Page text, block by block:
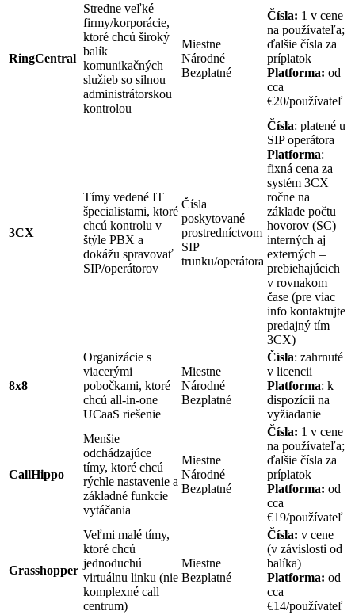
RingCentral
Stredne veľké
firmy/korporácie,
ktoré chcú široký
balík
komunikačných
služieb so silnou
administrátorskou
kontrolou
Miestne
Národné
Bezplatné
Čísla: 1 v cene
na používateľa;
ďalšie čísla za
príplatok
Platforma: od
cca
€20/používateľ
3CX
Tímy vedené IT
špecialistami, ktoré
chcú kontrolu v
štýle PBX a
dokážu spravovať
SIP/operátorov
Čísla
poskytované
prostredníctvom
SIP
trunku/operátora
Čísla: platené u
SIP operátora
Platforma:
fixná cena za
systém 3CX
ročne na
základe počtu
hovorov (SC) –
interných aj
externých –
prebiehajúcich
v rovnakom
čase (pre viac
info kontaktujte
predajný tím
3CX)
8x8
Organizácie s
viacerými
pobočkami, ktoré
chcú all-in-one
UCaaS riešenie
Miestne
Národné
Bezplatné
Čísla: zahrnuté
v licencii
Platforma: k
dispozícii na
vyžiadanie
CallHippo
Menšie
odchádzajúce
tímy, ktoré chcú
rýchle nastavenie a
základné funkcie
vytáčania
Miestne
Národné
Bezplatné
Čísla: 1 v cene
na používateľa;
ďalšie čísla za
príplatok
Platforma: od
cca
€19/používateľ
Grasshopper
Veľmi malé tímy,
ktoré chcú
jednoduchú
virtuálnu linku (nie
komplexné call
centrum)
Miestne
Bezplatné
Čísla: v cene
(v závislosti od
balíka)
Platforma: od
cca
€14/používateľ